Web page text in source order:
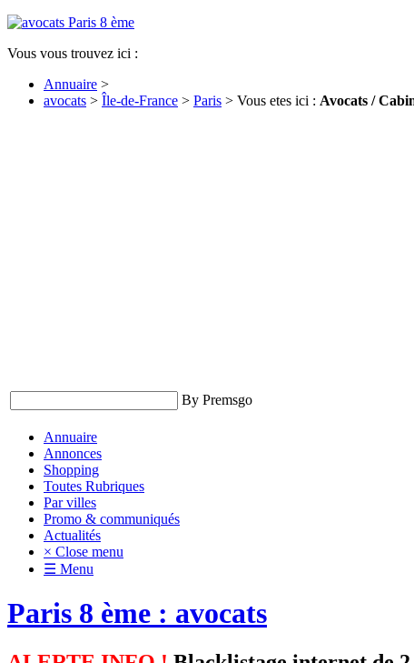
Vous vous trouvez ici :
Annuaire >
avocats > Île-de-France > Paris > Vous etes ici : Avocats /
By Premsgo
Annuaire
Annonces
Shopping
Toutes Rubriques
Par villes
Promo & communiqués
Actualités
× Close menu
☰ Menu
Paris 8 ème : avocats